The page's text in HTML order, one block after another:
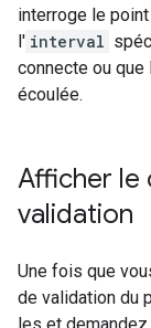
interroge le
l' interval
connecte ou
écoulée.
Afficher le
validation
Une fois que
de validation du